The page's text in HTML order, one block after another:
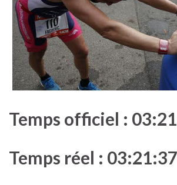
Temps officiel :
Temps réel : 03:21:37